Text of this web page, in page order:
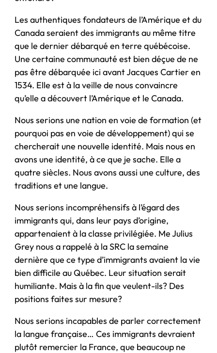
Les authentiques fondateurs de l’Amérique et du
Canada seraient des immigrants au même titre
que le dernier débarqué en terre québécoise.
Une certaine communauté est bien déçue de ne
pas être débarquée ici avant Jacques Cartier en
1534. Elle est à la veille de nous convaincre
qu’elle a découvert l’Amérique et le Canada.
Nous serions une nation en voie de formation (et
pourquoi pas en voie de développement) qui se
chercherait une nouvelle identité. Mais nous en
avons une identité, à ce que je sache. Elle a
quatre siècles. Nous avons aussi une culture, des
traditions et une langue.
Nous serions incompréhensifs à l’égard des
immigrants qui, dans leur pays d’origine,
appartenaient à la classe privilégiée. Me Julius
Grey nous a rappelé à la SRC la semaine
dernière que ce type d’immigrants avaient la vie
bien difficile au Québec. Leur situation serait
humiliante. Mais à la fin que veulent-ils? Des
positions faites sur mesure?
Nous serions incapables de parler correctement
la langue française… Ces immigrants devraient
plutôt remercier la France, que beaucoup ne